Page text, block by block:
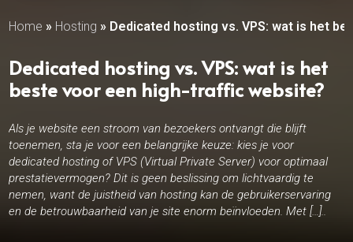
Home » Hosting » Dedicated hosting vs.​ VPS: wat is het
Dedicated hosting vs.​ VPS: wat is het
beste voor een high-traffic website?
Als je website een stroom van bezoekers ontvangt die blijft
toenemen, sta je voor een belangrijke keuze: kies je voor
dedicated hosting of VPS (Virtual Private Server) voor optimaal
prestatievermogen? Dit is geen beslissing om lichtvaardig te
nemen, want de juistheid van hosting kan de gebruikerservaring
en de betrouwbaarheid van je site enorm beïnvloeden. Met […]..